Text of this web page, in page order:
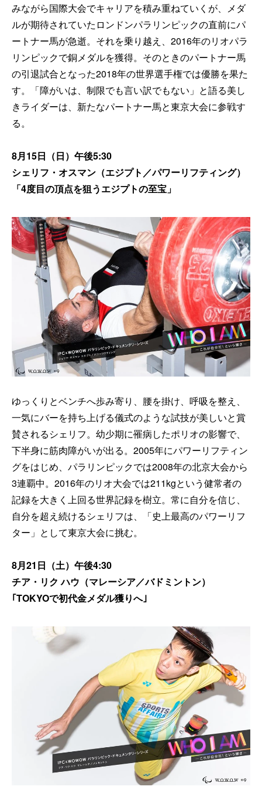
みながら国際大会でキャリアを積み重ねていくが、メダ
ルが期待されていたロンドンパラリンピックの直前にパ
ートナー馬が急逝。それを乗り越え、2016年のリオパラ
リンピックで銅メダルを獲得。そのときのパートナー馬
の引退試合となった2018年の世界選手権では優勝を果た
す。「障がいは、制限でも言い訳でもない」と語る美し
きライダーは、新たなパートナー馬と東京大会に参戦す
る。
8月15日（日）午後5:30
シェリフ・オスマン（エジプト／パワーリフティング）
「4度目の頂点を狙うエジプトの至宝」
ゆっくりとベンチへ歩み寄り、腰を掛け、呼吸を整え、
一気にバーを持ち上げる儀式のような試技が美しいと賞
賛されるシェリフ。幼少期に罹病したポリオの影響で、
下半身に筋肉障がいが出る。2005年にパワーリフティン
グをはじめ、パラリンピックでは2008年の北京大会から
3連覇中。2016年のリオ大会では211kgという健常者の
記録を大きく上回る世界記録を樹立。常に自分を信じ、
自分を超え続けるシェリフは、「史上最高のパワーリフ
ター」として東京大会に挑む。
8月21日（土）午後4:30
チア・リク ハウ（マレーシア／バドミントン）
｢TOKYOで初代金メダル獲りへ｣